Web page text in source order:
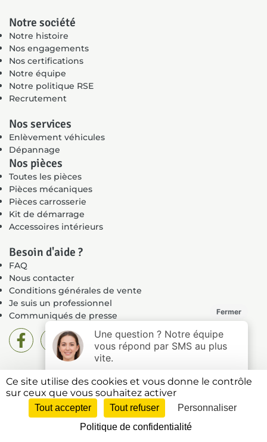
Ce site utilise des cookies et vous donne le contrôle
sur ceux que vous souhaitez activer
Tout accepter Tout refuser
Personnaliser
Politique de confidentialité
Notre société
Notre histoire
Nos engagements
Nos certifications
Notre équipe
Notre politique RSE
Recrutement
Nos services
Enlèvement véhicules
Dépannage
Nos pièces
Toutes les pièces
Pièces mécaniques
Pièces carrosserie
Kit de démarrage
Accessoires intérieurs
Besoin d'aide ?
FAQ
Nous contacter
Conditions générales de vente
Je suis un professionnel
Communiqués de presse
2026 © N7 Auto Pièces – Réalisé parInternet Evolution
Mentions légales
Politique de confidentialité
Plan du site